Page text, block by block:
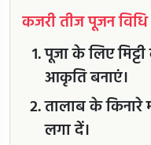
कजरी तीज पूजन
पूजा के लिए
आकृति बनाएं।
तालाब के किनारे
लगा दें।